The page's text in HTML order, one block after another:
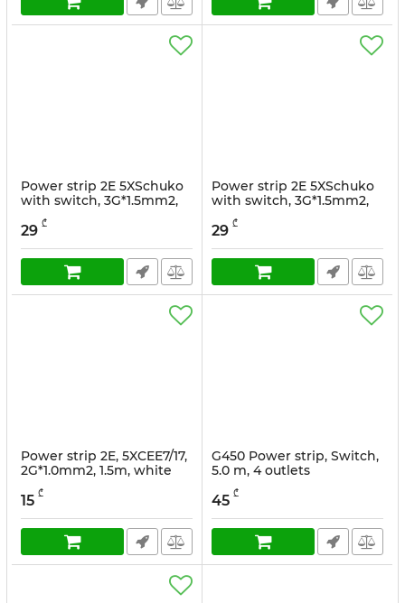
Power strip 2E 5XSchuko
with switch, 3G*1.5mm2,
1.5m, white
სასაქონლო კოდი:
29 ₾
Power strip 2E 5XSchuko
with switch, 3G*1.5mm2,
1.5m, black
სასაქონლო კოდი:
29 ₾
Power strip 2E, 5XCEE7/17,
2G*1.0mm2, 1.5m, white
სასაქონლო კოდი:
15 ₾
G450 Power strip, Switch,
5.0 m, 4 outlets
45 ₾